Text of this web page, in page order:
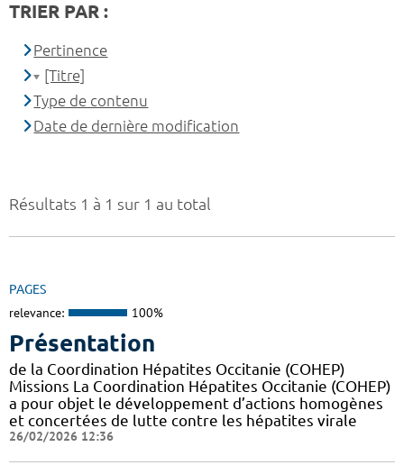
Résultats 1 à 1 sur 1 au total
PAGES
relevance: 100%
Présentation
de la Coordination Hépatites Occitanie (COHEP)
Missions La Coordination Hépatites Occitanie (COHEP)
a pour objet le développement d’actions homogènes
et concertées de lutte contre les hépatites virale
26/02/2026 12:36
TRIER PAR :
Pertinence
[Titre]
Type de contenu
Date de dernière modification